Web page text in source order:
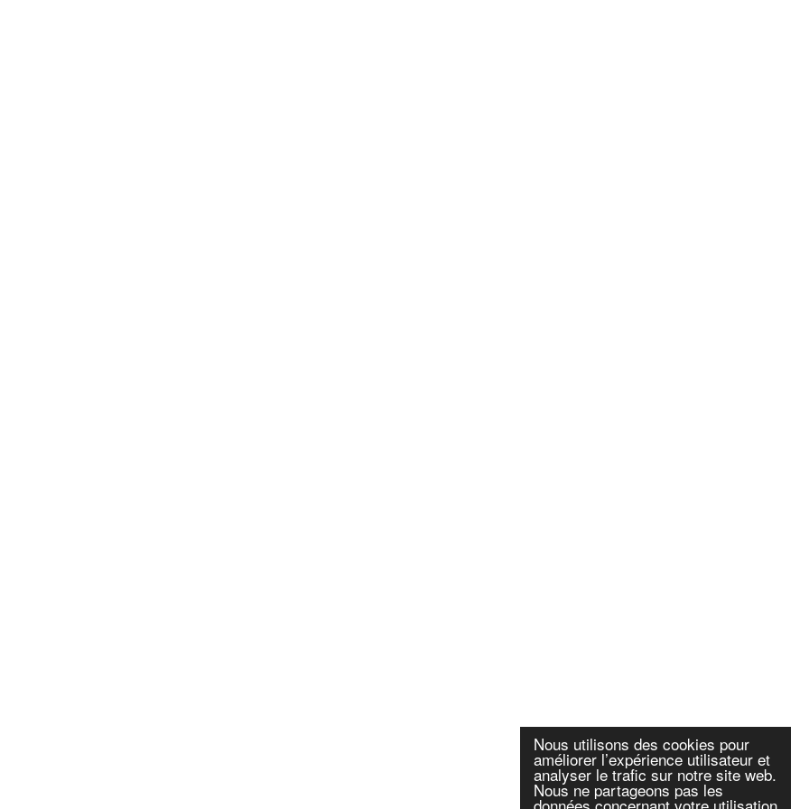
Nous utilisons des cookies pour
améliorer l’expérience utilisateur et
analyser le trafic sur notre site web.
Nous ne partageons pas les